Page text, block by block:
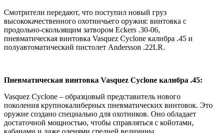
Смотрители передают, что поступил новый груз
высококачественного охотничьего оружия: винтовка с
продольно-скользящим затвором Eckers .30-06,
пневматическая винтовка Vasquez Cyclone калибра .45 и
полуавтоматический пистолет Andersson .22LR.
Пневматическая винтовка Vasquez Cyclone калибра .45:
Vasquez Cyclone – образцовый представитель нового
поколения крупнокалиберных пневматических винтовок. Это
оружие создано специально для охотников. Оно обладает
достаточной мощностью, чтобы справляться с койотами,
кабанами и даже оленями средней величины.